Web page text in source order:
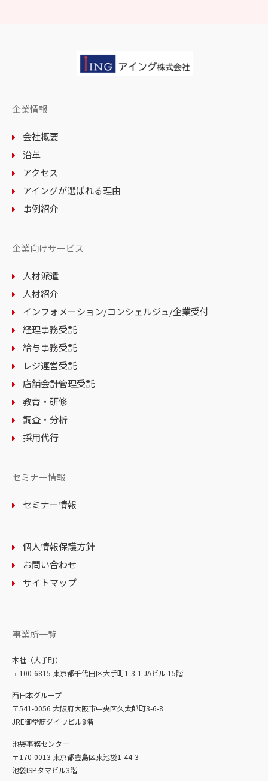
企業情報
会社概要
沿革
アクセス
アイングが選ばれる理由
事例紹介
企業向けサービス
人材派遣
人材紹介
インフォメーション/コンシェルジュ/企業受付
経理事務受託
給与事務受託
レジ運営受託
店舗会計管理受託
教育・研修
調査・分析
採用代行
セミナー情報
セミナー情報
個人情報保護方針
お問い合わせ
サイトマップ
事業所一覧
本社（大手町）
〒100-6815 東京都千代田区大手町1-3-1 JAビル 15階
西日本グループ
〒541-0056 大阪府大阪市中央区久太郎町3-6-8
JRE御堂筋ダイワビル8階
池袋事務センター
〒170-0013 東京都豊島区東池袋1-44-3
池袋ISPタマビル3階